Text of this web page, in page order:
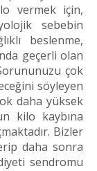
vermek için,
sebebin
beslenme,
geçerli olan
çok
söyleyen
daha yüksek
kilo kaybına
Bizler
daha sonra
sendromu